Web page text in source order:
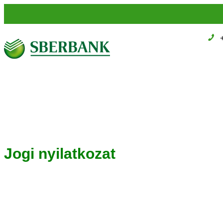
Jogi nyilatkozat